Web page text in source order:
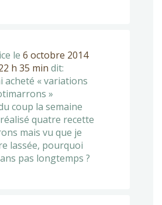
le 6 octobre 2014
h 35 min dit:
acheté « variations
»
coup la semaine
quatre recette
mais vu que je
lassée, pourquoi
pas longtemps ?